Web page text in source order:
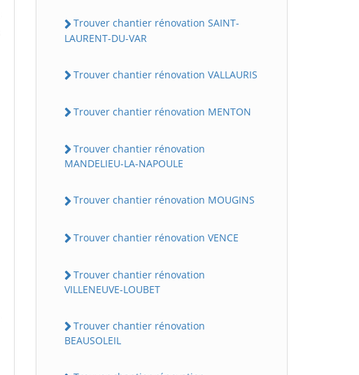
Trouver chantier rénovation SAINT-
LAURENT-DU-VAR
Trouver chantier rénovation VALLAURIS
Trouver chantier rénovation MENTON
Trouver chantier rénovation
MANDELIEU-LA-NAPOULE
Trouver chantier rénovation MOUGINS
Trouver chantier rénovation VENCE
Trouver chantier rénovation
VILLENEUVE-LOUBET
Trouver chantier rénovation
BEAUSOLEIL